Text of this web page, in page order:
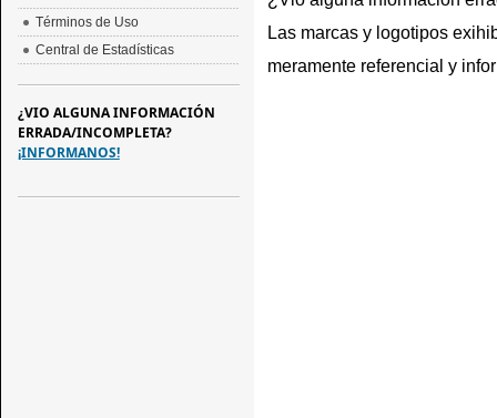
Las marcas y logotipos
meramente referencial y
Términos de Uso
Central de Estadísticas
¿VIO ALGUNA INFORMACIÓN
ERRADA/INCOMPLETA?
¡INFORMANOS!